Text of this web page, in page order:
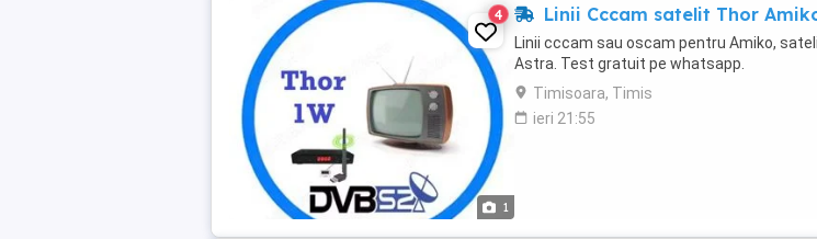
1
4 Linii Cccam satelit Thor
Linii cccam sau oscam pentru Amiko,
Astra. Test gratuit pe whatsapp.
Timisoara, Timis
ieri 21:55